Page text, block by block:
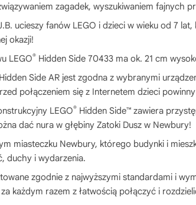
zagadek, wyszukiwaniem fajnych
ucieszy fanów LEGO i dzieci w wieku od 7
okazji!
LEGO® Hidden Side 70433 ma ok. 21 cm
Side AR jest zgodna z wybranymi
połączeniem się z Internetem dzieci
LEGO® Hidden Side™ zawiera
dać nura w głębiny Zatoki Dusz w Newbury!
miasteczku Newbury, którego budynki i
duchy i wydarzenia.
zgodnie z najwyższymi standardami i
każdym razem z łatwością połączyć i